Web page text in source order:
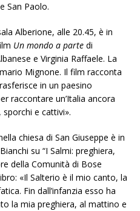
San Paolo.
Alberione, alle 20.45, è in
Un mondo a parte di
e Virginia Raffaele. La
Mignone. Il film racconta
in un paesino
raccontare un’Italia ancora
e cattivi».
chiesa di San Giuseppe è in
su “I Salmi: preghiera,
della Comunità di Bose
«Il Salterio è il mio canto, la
Fin dall’infanzia esso ha
la mia preghiera, al mattino e